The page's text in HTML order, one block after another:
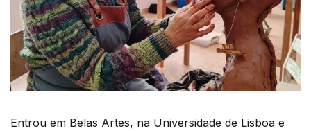
Entrou em Belas Artes, na Universidade de Lisboa e